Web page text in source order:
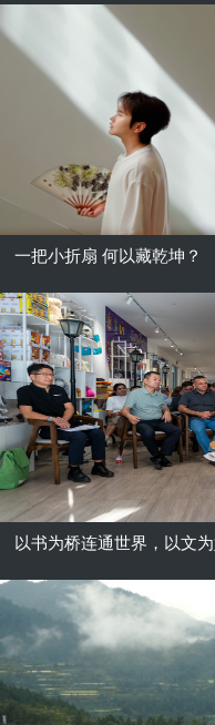
一把小折扇 何以藏乾坤？
以书为桥连通世界，以文